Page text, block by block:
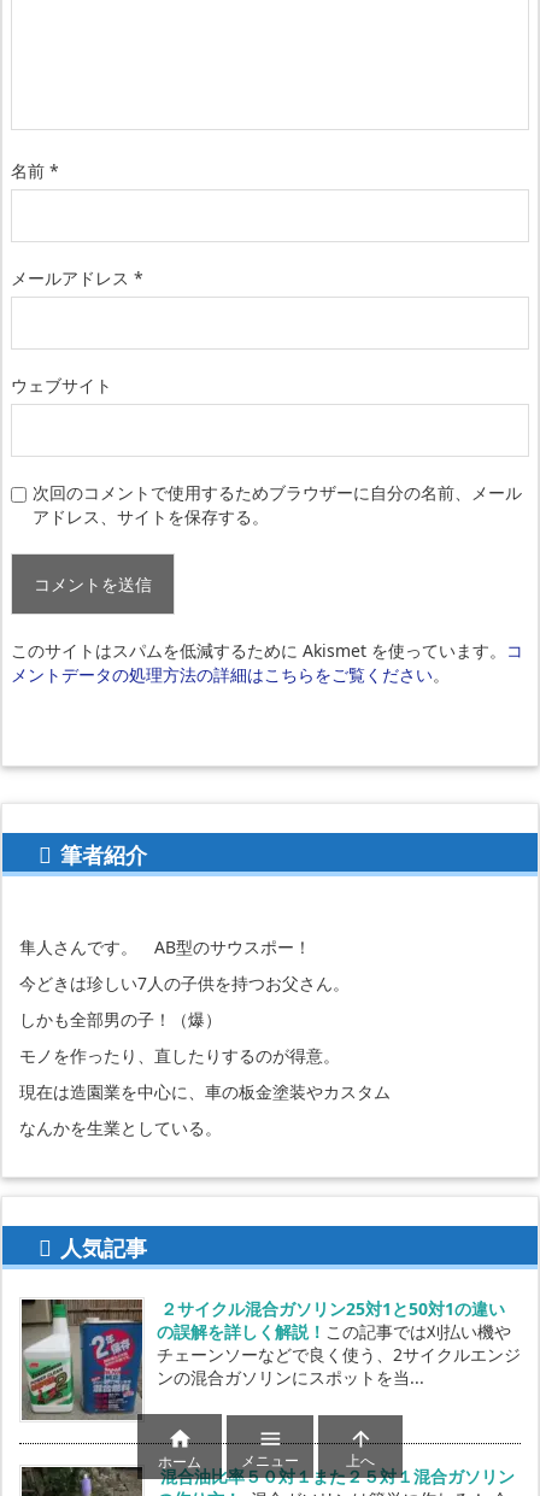
名前 *
メールアドレス *
ウェブサイト
次回のコメントで使用するためブラウザーに自分の名前、メール
アドレス、サイトを保存する。
このサイトはスパムを低減するために Akismet を使っています。 コ
メントデータの処理方法の詳細はこちらをご覧ください。
筆者紹介
隼人さんです。 AB型のサウスポー！
今どきは珍しい7人の子供を持つお父さん。
しかも全部男の子！（爆）
モノを作ったり、直したりするのが得意。
現在は造園業を中心に、車の板金塗装やカスタム
なんかを生業としている。
人気記事
２サイクル混合ガソリン25対1と50対1の違い
の誤解を詳しく解説！ この記事では刈払い機や
チェーンソーなどで良く使う、2サイクルエンジ
ンの混合ガソリンにスポットを当...
混合油比率５０対１また２５対１混合ガソリン

ホーム

メニュー

上へ